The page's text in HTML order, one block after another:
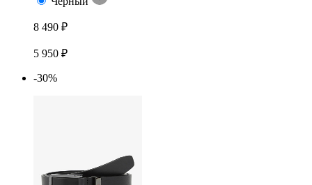
8 490 ₽
5 950 ₽
-30%